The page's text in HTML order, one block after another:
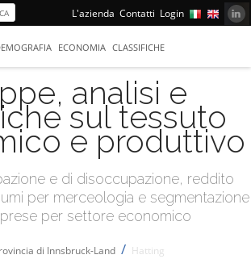
L'azienda Contatti Login
ECONOMIA CLASSIFICHE
analisi e
sul tessuto
e produttivo
e di disoccupazione, reddito
per merceologia e segmentazione
per settore economico
di Innsbruck-Land / Hatting